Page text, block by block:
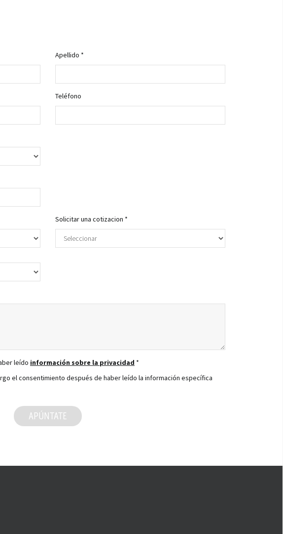
Apellido *
Teléfono
Solicitar una cotizacion *
leído información sobre la privacidad *
el consentimiento después de haber leído la información específica
APÚNTATE